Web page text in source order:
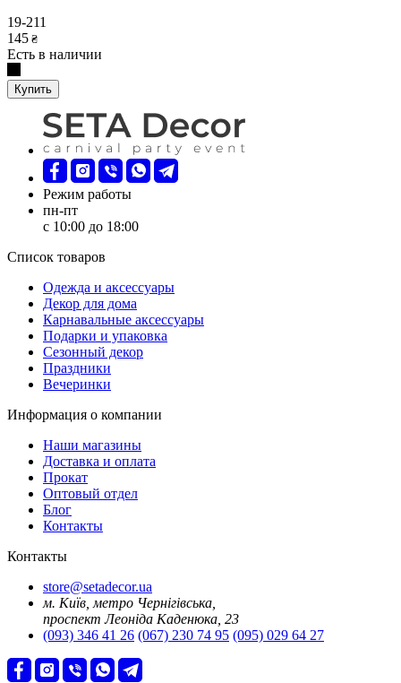
19-211
145 ₴
Есть в наличии
Купить
Режим работы
пн-пт
с 10:00 до 18:00
Список товаров
Oдежда и аксессуары
Декор для дома
Карнавальные аксессуары
Подарки и упаковка
Сезонный декор
Праздники
Вечеринки
Информация о компании
Наши магазины
Доставка и оплата
Прокат
Оптовый отдел
Блог
Контакты
Контакты
store@setadecor.ua
м. Київ, метро Чернігівська,
проспект Леоніда Каденюка, 23
(093) 346 41 26 (067) 230 74 95 (095) 029 64 27